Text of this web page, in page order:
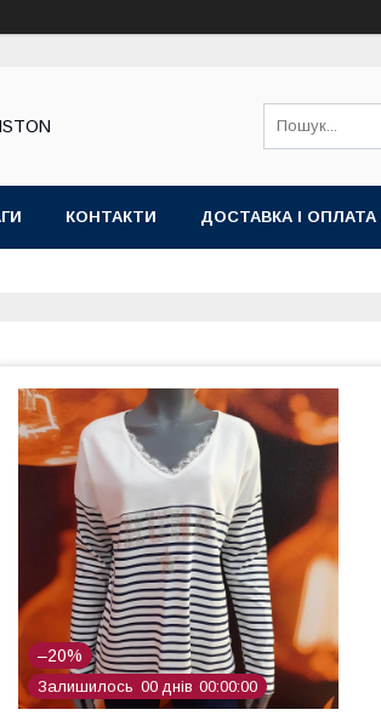
КОНТАКТИ ДОСТАВКА І ОПЛАТА
–20%
Залишилось 00 днів 00 00 00